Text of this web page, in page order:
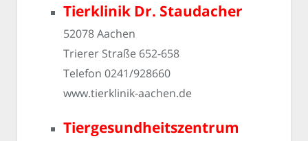
Tierklinik Dr. Staudacher
52078 Aachen
Trierer Straße 652-658
Telefon 0241/928660
www.tierklinik-aachen.de
Tiergesundheitszentrum